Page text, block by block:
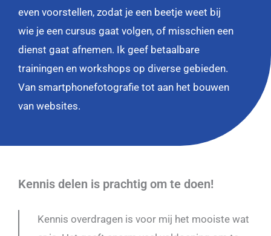
even voorstellen, zodat je een beetje weet bij
wie je een cursus gaat volgen, of misschien een
dienst gaat afnemen. Ik geef betaalbare
trainingen en workshops op diverse gebieden.
Van smartphonefotografie tot aan het bouwen
van websites.
Kennis delen is prachtig om te doen!
Kennis overdragen is voor mij het mooiste wat